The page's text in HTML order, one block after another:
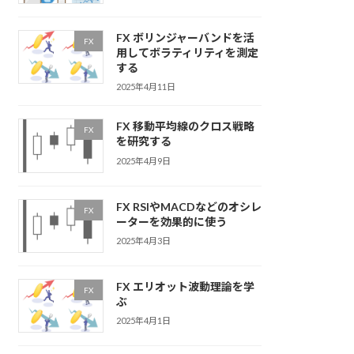
FX
FX ボリンジャーバンドを活
用してボラティリティを測定
する
2025年4月11日
FX
FX 移動平均線のクロス戦略
を研究する
2025年4月9日
FX
FX RSIやMACDなどのオシレ
ーターを効果的に使う
2025年4月3日
FX
FX エリオット波動理論を学
ぶ
2025年4月1日